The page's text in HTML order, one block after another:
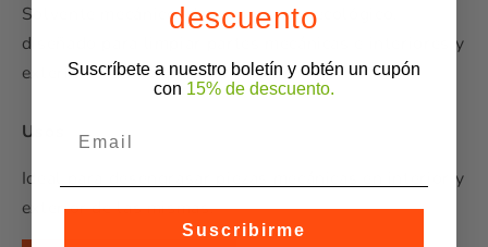
Solvente mecánico, desengrasante ecológico,
diseñado para limpiar partes mecánicas e interiores y
exteriores de maquinaria en general.
Usos
Ideal para desengrasar piezas mecánicas en interior y
exterior de las mismas.
descuento
Suscríbete a nuestro boletín y obtén un cupón
con 15% de descuento.
Suscribirme